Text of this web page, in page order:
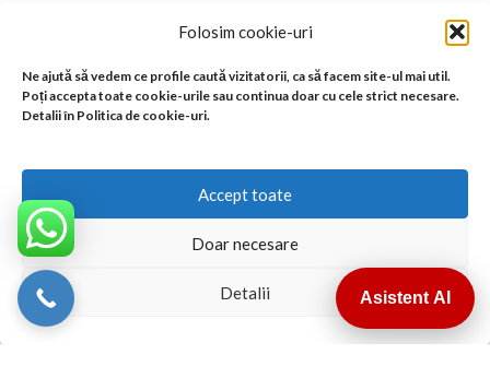
Folosim cookie-uri
Ne ajută să vedem ce profile caută vizitatorii, ca să facem site-ul mai util.
Poți accepta toate cookie-urile sau continua doar cu cele strict necesare.
Detalii în Politica de cookie-uri.
Accept toate
Doar necesare
Detalii
Livram din stoc in 24-48h oriunde in Romania
Termeni si Conditii
Conditii Comerciale
Asistent AI